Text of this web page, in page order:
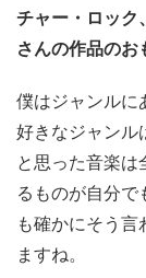
チャー・ロッ
さんの作品のお
僕はジャンルに
好きなジャンル
と思った音楽は
るものが自分
も確かにそう
ますね。